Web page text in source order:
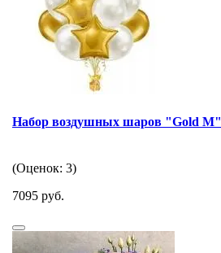
Набор воздушных шаров "Gold M"
(Оценок: 3)
7095 руб.